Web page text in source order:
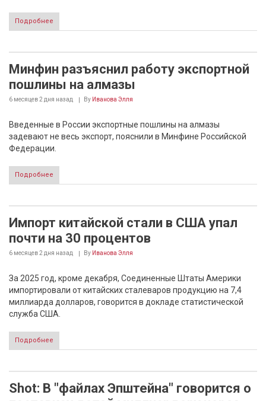
Подробнее
Минфин разъяснил работу экспортной
пошлины на алмазы
6 месяцев 2 дня назад By Иванова Элля
Введенные в России экспортные пошлины на алмазы
задевают не весь экспорт, пояснили в Минфине Российской
Федерации.
Подробнее
Импорт китайской стали в США упал
почти на 30 процентов
6 месяцев 2 дня назад By Иванова Элля
За 2025 год, кроме декабря, Соединенные Штаты Америки
импортировали от китайских сталеваров продукцию на 7,4
миллиарда долларов, говорится в докладе статистической
служба США.
Подробнее
Shot: В "файлах Эпштейна" говорится о